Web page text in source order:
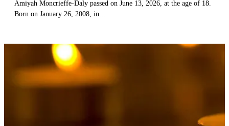
Amiyah Moncrieffe-Daly passed on June 13, 2026, at the age of 18.
Born on January 26, 2008, in...